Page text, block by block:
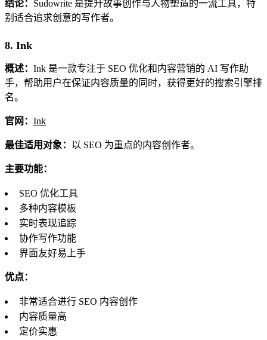
结论： Sudowrite 是提升故事创作与人物塑造的一流工具，特
别适合追求创意的写作者。
8. Ink
概述： Ink 是一款专注于 SEO 优化和内容营销的 AI 写作助
手，帮助用户在保证内容质量的同时，获得更好的搜索引擎排
名。
官网： Ink
最佳适用对象： 以 SEO 为重点的内容创作者。
主要功能：
SEO 优化工具
多种内容模板
实时表现追踪
协作写作功能
界面友好易上手
优点：
非常适合进行 SEO 内容创作
内容质量高
定价实惠